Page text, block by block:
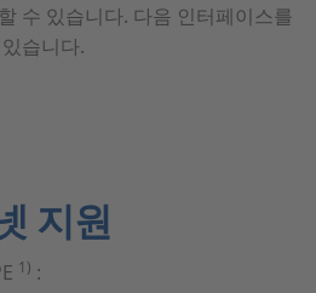
수 있습니다. 다음 인터페이스를
습니다.
지원
1) :